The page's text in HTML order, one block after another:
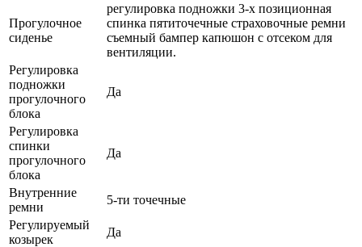
Прогулочное
сиденье
регулировка подножки 3-х позиционная
спинка пятиточечные страховочные ремни
съемный бампер капюшон с отсеком для
вентиляции.
Регулировка
подножки
прогулочного
блока
Да
Регулировка
спинки
прогулочного
блока
Да
Внутренние
ремни
5-ти точечные
Регулируемый
козырек
Да